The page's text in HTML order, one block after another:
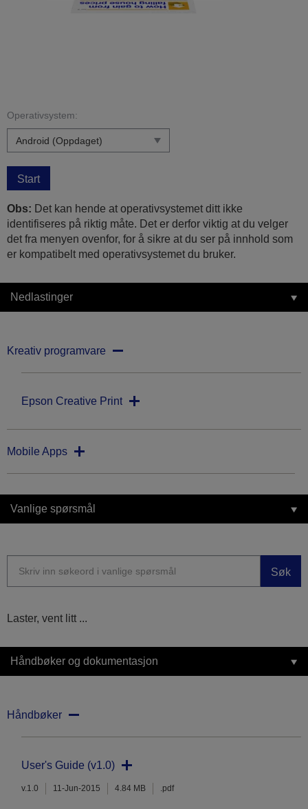
Operativsystem:
Start
Obs: Det kan hende at operativsystemet ditt ikke
identifiseres på riktig måte. Det er derfor viktig at du velger
det fra menyen ovenfor, for å sikre at du ser på innhold som
er kompatibelt med operativsystemet du bruker.
Nedlastinger
Kreativ programvare
Epson Creative Print
Mobile Apps
Vanlige spørsmål
Søk
Laster, vent litt ...
Håndbøker og dokumentasjon
Håndbøker
User's Guide (v1.0)
v.1.0 11-Jun-2015 4.84 MB .pdf